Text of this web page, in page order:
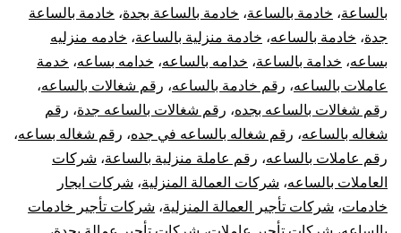
بالساعة، خادمة بالساعة، خادمة بالساعة بجدة، خادمة بالساعة
جدة، خادمة بالساعه، خادمة منزلية بالساعة، خادمه منزليه
بساعه، خدامة بالساعة، خدامه بالساعه، خدامه بساعه، خدمة
عاملات بالساعه، رقم خادمة بالساعه، رقم شغالات بالساعه،
رقم شغالات بالساعه بجده، رقم شغالات بالساعه جدة، رقم
شغاله بالساعه، رقم شغاله بالساعه في جده، رقم شغاله بساعه،
رقم عاملات بالساعه، رقم عاملة منزلية بالساعة، شركات
العاملات بالساعه، شركات العمالة المنزلية، شركات ايجار
خادمات، شركات تأجير العمالة المنزلية، شركات تأجير خادمات